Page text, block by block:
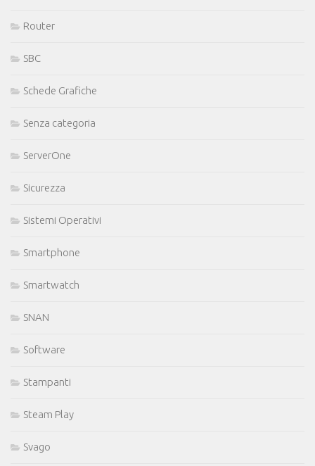
Router
SBC
Schede Grafiche
Senza categoria
ServerOne
Sicurezza
Sistemi Operativi
Smartphone
Smartwatch
SNAN
Software
Stampanti
Steam Play
Svago